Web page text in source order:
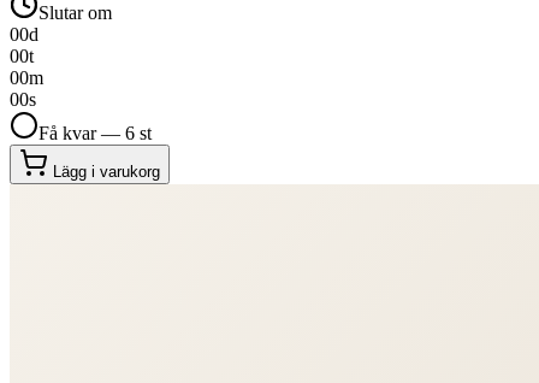
Slutar om
00d
00t
00m
00s
Få kvar — 6 st
Lägg i varukorg